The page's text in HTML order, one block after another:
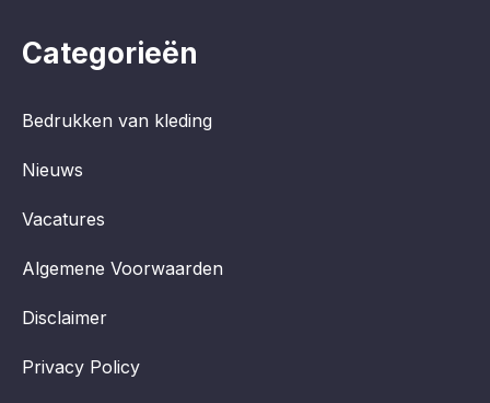
Categorieën
Bedrukken van kleding
Nieuws
Vacatures
Algemene Voorwaarden
Disclaimer
Privacy Policy